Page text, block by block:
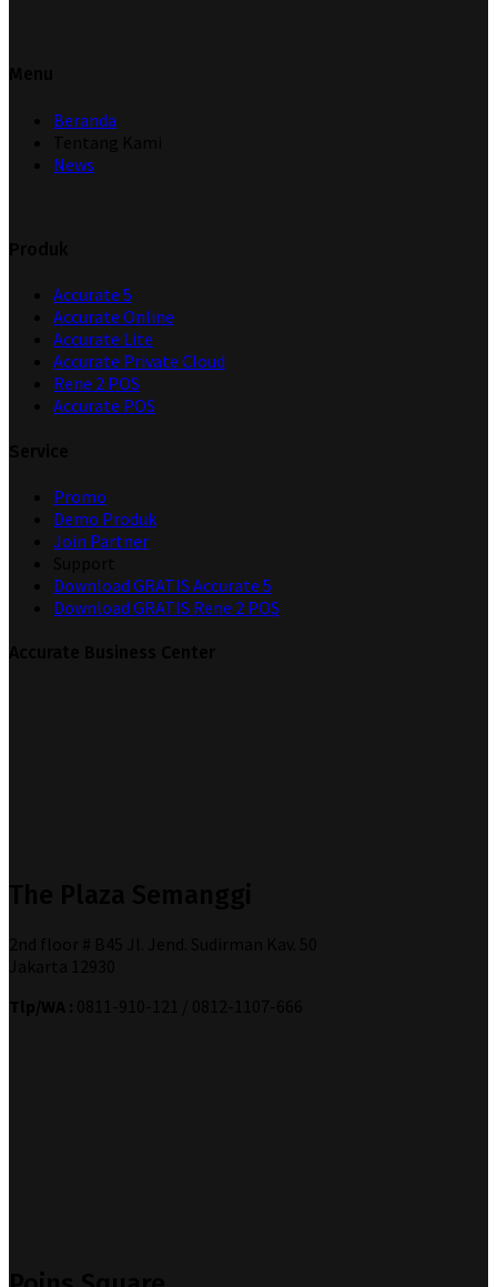
Beranda
News
Accurate 5
Accurate Online
Accurate Lite
Accurate Private Cloud
Rene 2 POS
Accurate POS
Promo
Demo Produk
Join Partner
Download GRATIS Accurate 5
Download GRATIS Rene 2 POS